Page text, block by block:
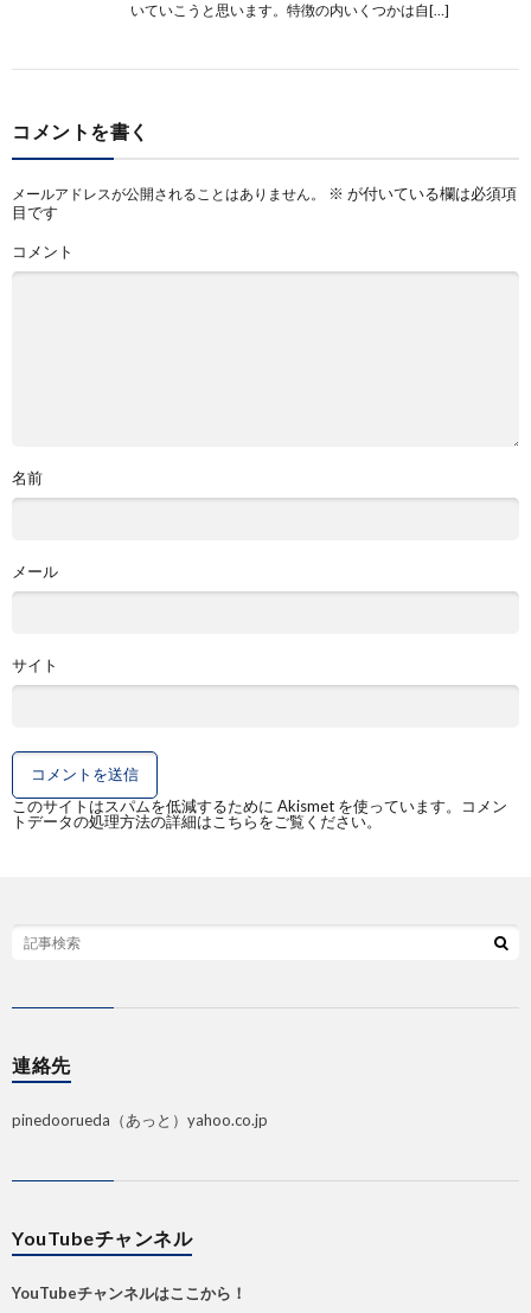
いていこうと思います。特徴の内いくつかは自[…]
コメントを書く
メールアドレスが公開されることはありません。 ※ が付いている欄は必須項
目です
コメント
名前
メール
サイト
このサイトはスパムを低減するために Akismet を使っています。
コメン
トデータの処理方法の詳細はこちらをご覧ください。
連絡先
pinedoorueda（あっと）yahoo.co.jp
YouTubeチャンネル
YouTubeチャンネルはここから！